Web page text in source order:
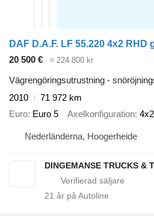
DAF D.A.F. LF 55.220 4x2
20 500 €
≈ 224 800 kr
Vägrengöringsutrustning -
2010
71 972 km
Euro Euro 5 Axelkonfiguration 4x2
Nederländerna, Hoogerheide
DINGEMANSE TRUCKS &
21 år på Autoline